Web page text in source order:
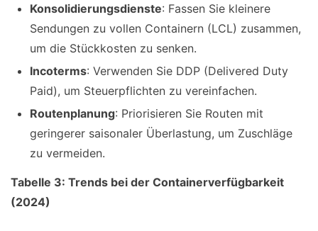
Konsolidierungsdienste: Fassen Sie kleinere
Sendungen zu vollen Containern (LCL) zusammen,
um die Stückkosten zu senken.
Incoterms: Verwenden Sie DDP (Delivered Duty
Paid), um Steuerpflichten zu vereinfachen.
Routenplanung: Priorisieren Sie Routen mit
geringerer saisonaler Überlastung, um Zuschläge
zu vermeiden.
Tabelle 3: Trends bei der Containerverfügbarkeit
(2024)